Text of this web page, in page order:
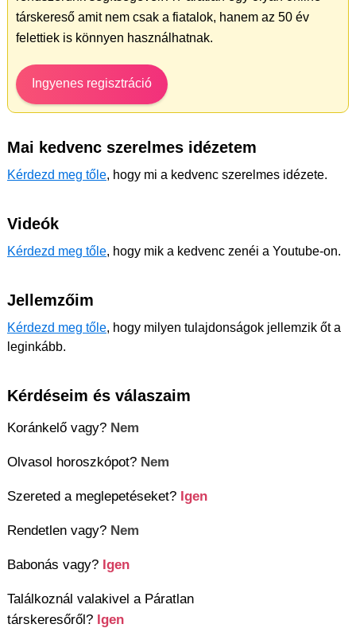
társkereső amit nem csak a fiatalok, hanem az 50 év
felettiek is könnyen használhatnak.
Ingyenes regisztráció
Mai kedvenc szerelmes idézetem
Kérdezd meg tőle, hogy mi a kedvenc szerelmes idézete.
Videók
Kérdezd meg tőle, hogy mik a kedvenc zenéi a Youtube-on.
Jellemzőim
Kérdezd meg tőle, hogy milyen tulajdonságok jellemzik őt a
leginkább.
Kérdéseim és válaszaim
Koránkelő vagy? Nem
Olvasol horoszkópot? Nem
Szereted a meglepetéseket? Igen
Rendetlen vagy? Nem
Babonás vagy? Igen
Találkoznál valakivel a Páratlan
társkeresőről? Igen